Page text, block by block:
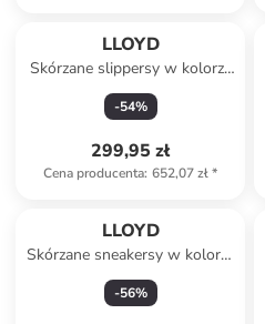
LLOYD
Skórzane slippersy w kolorze
jasnoróżowo-
pomarańczowym
-54%
299,95 zł
Cena producenta: 652,07 zł*
LLOYD
Skórzane sneakersy w kolorze
czarnym
-56%